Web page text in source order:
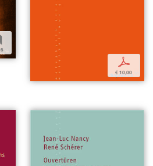
p
€ 10,00